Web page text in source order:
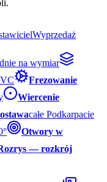
Wyprzedaż
na wymiar
Frezowanie
Wiercenie
całe Podkarpacie
Otwory w
— rozkrój